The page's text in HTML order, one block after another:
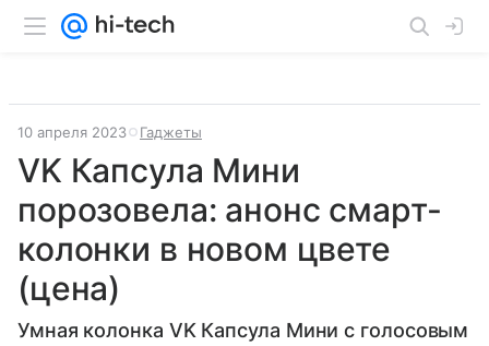
10 апреля 2023 Гаджеты
VK Капсула Мини
порозовела: анонс смарт-
колонки в новом цвете
(цена)
Умная колонка VK Капсула Мини с голосовым